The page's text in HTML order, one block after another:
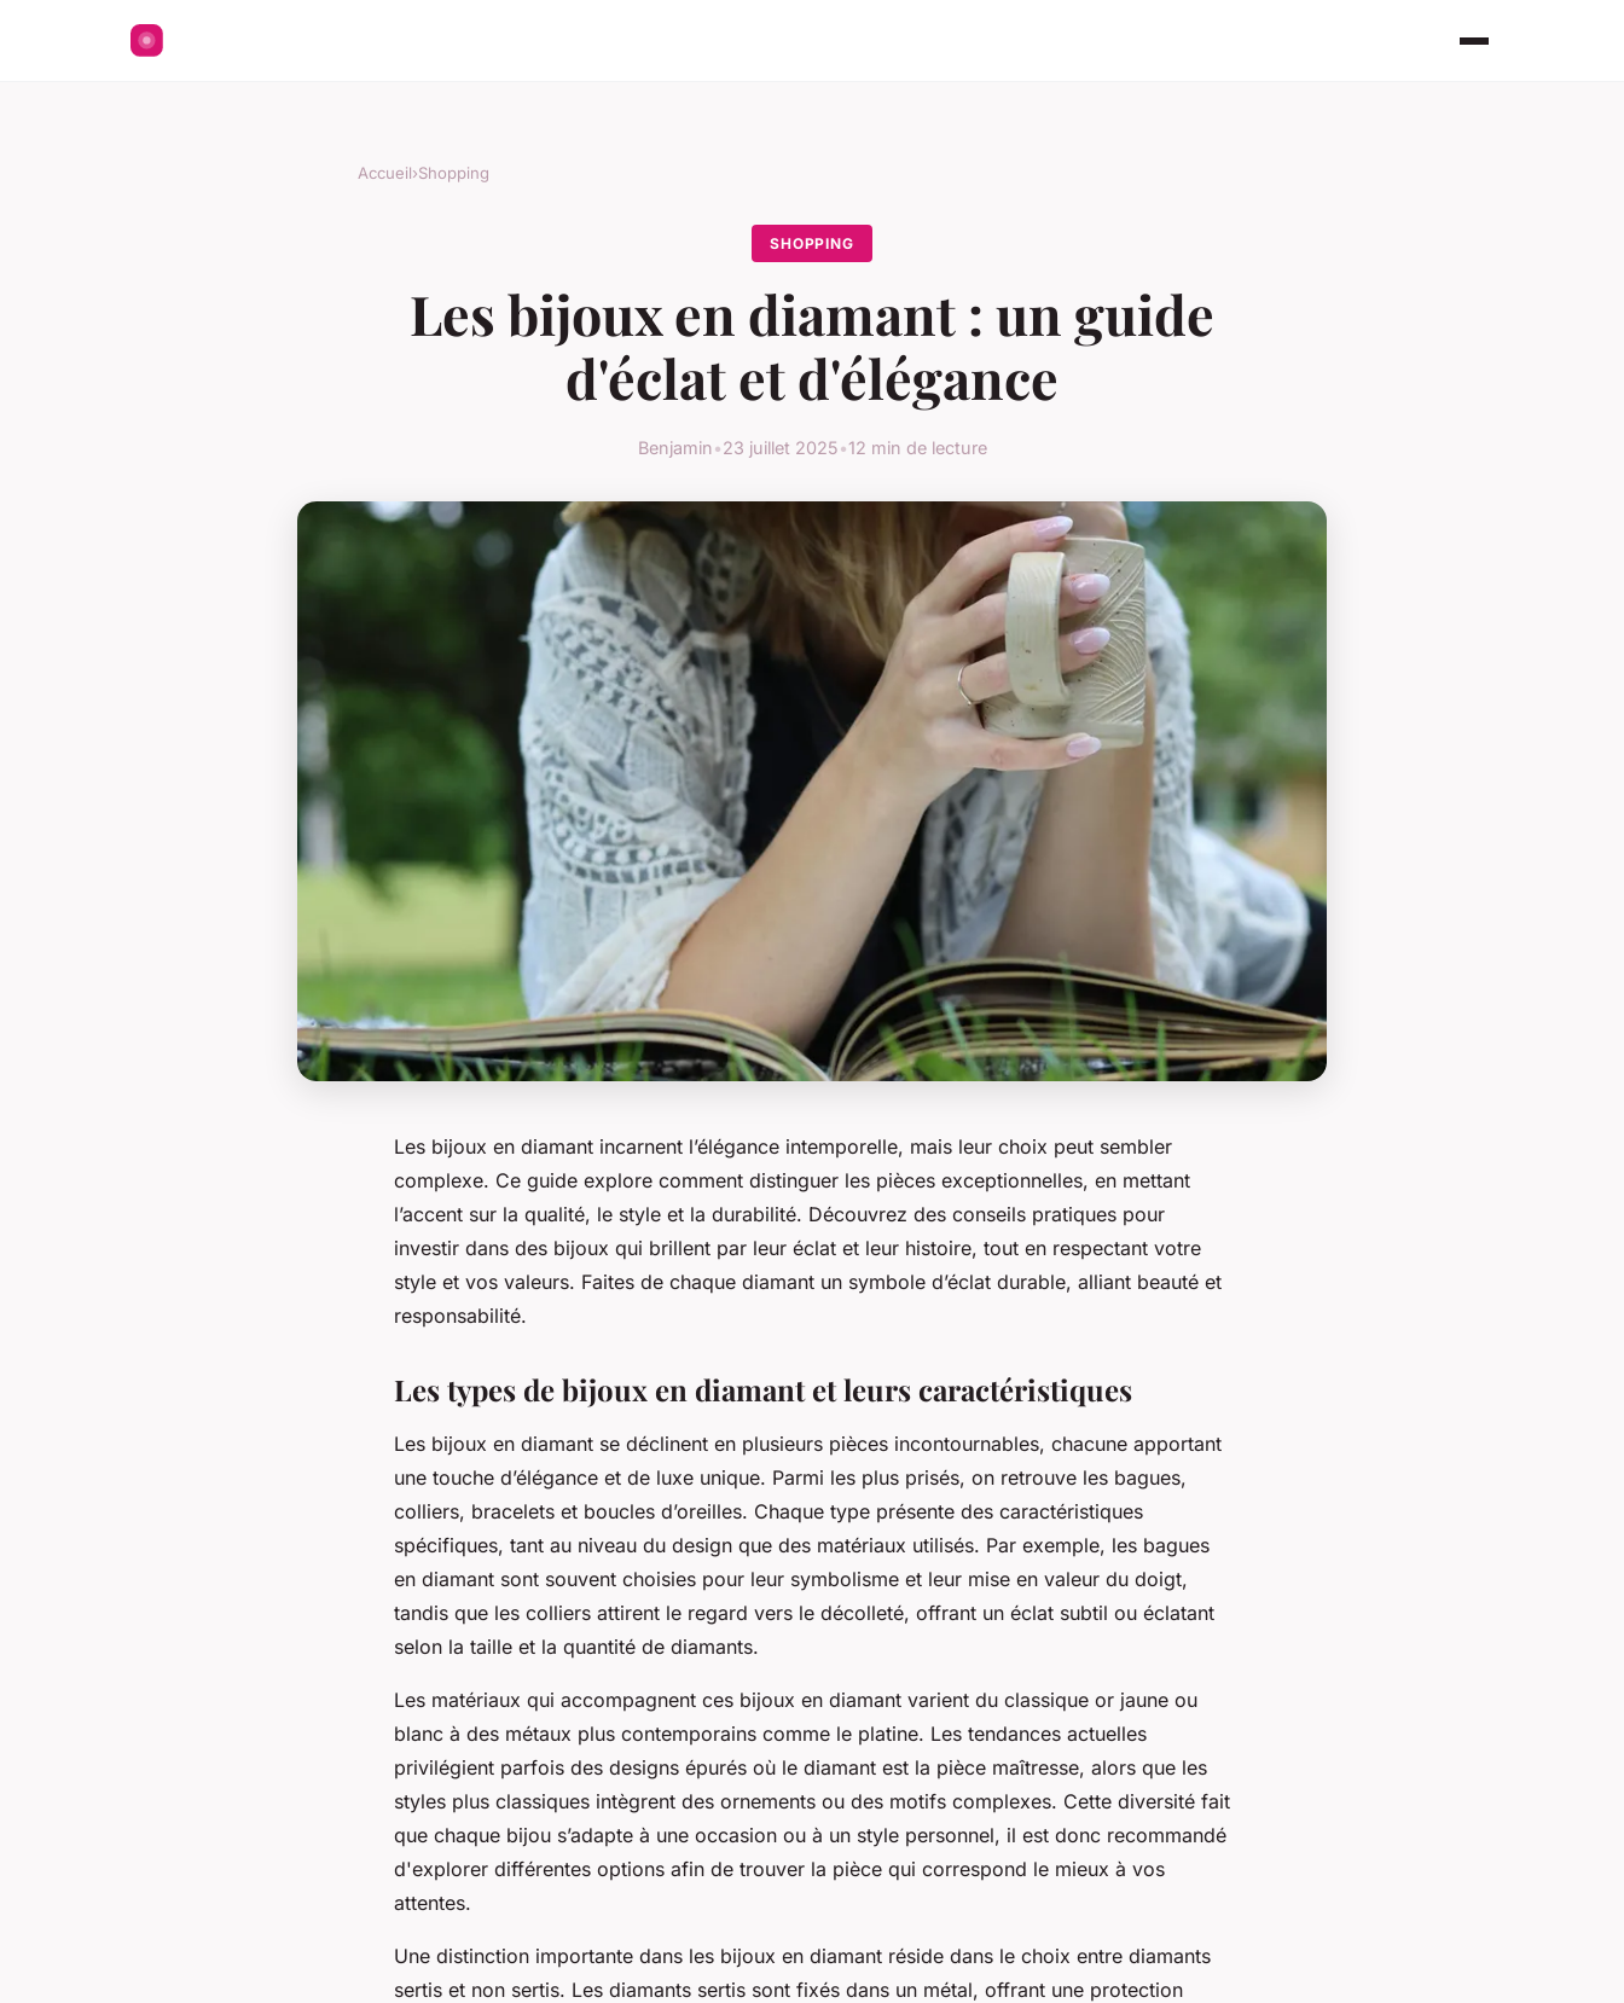
Accueil›Shopping
SHOPPING
Les bijoux en diamant : un guide
d'éclat et d'élégance
Benjamin•23 juillet 2025•12 min de lecture
Les bijoux en diamant incarnent l’élégance intemporelle, mais leur choix peut sembler
complexe. Ce guide explore comment distinguer les pièces exceptionnelles, en mettant
l’accent sur la qualité, le style et la durabilité. Découvrez des conseils pratiques pour
investir dans des bijoux qui brillent par leur éclat et leur histoire, tout en respectant votre
style et vos valeurs. Faites de chaque diamant un symbole d’éclat durable, alliant beauté et
responsabilité.
Les types de bijoux en diamant et leurs caractéristiques
Les bijoux en diamant se déclinent en plusieurs pièces incontournables, chacune apportant
une touche d’élégance et de luxe unique. Parmi les plus prisés, on retrouve les bagues,
colliers, bracelets et boucles d’oreilles. Chaque type présente des caractéristiques
spécifiques, tant au niveau du design que des matériaux utilisés. Par exemple, les bagues
en diamant sont souvent choisies pour leur symbolisme et leur mise en valeur du doigt,
tandis que les colliers attirent le regard vers le décolleté, offrant un éclat subtil ou éclatant
selon la taille et la quantité de diamants.
Les matériaux qui accompagnent ces bijoux en diamant varient du classique or jaune ou
blanc à des métaux plus contemporains comme le platine. Les tendances actuelles
privilégient parfois des designs épurés où le diamant est la pièce maîtresse, alors que les
styles plus classiques intègrent des ornements ou des motifs complexes. Cette diversité fait
que chaque bijou s’adapte à une occasion ou à un style personnel, il est donc recommandé
d'explorer différentes options afin de trouver la pièce qui correspond le mieux à vos
attentes.
Une distinction importante dans les bijoux en diamant réside dans le choix entre diamants
sertis et non sertis. Les diamants sertis sont fixés dans un métal, offrant une protection